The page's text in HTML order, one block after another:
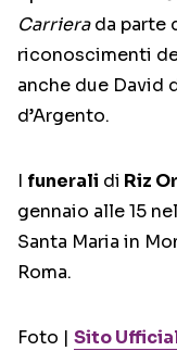
Carrierada parte
riconoscimenti
anche due David
d’Argento.
I funerali di Riz
gennaio alle 15
Santa Maria in
Roma.
Foto | Sito